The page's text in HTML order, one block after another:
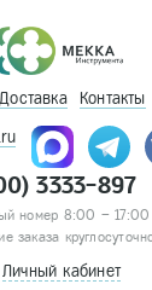
Доставка Контакты
3333-897
номер 8:00 – 17:00
заказа
Личный кабинет